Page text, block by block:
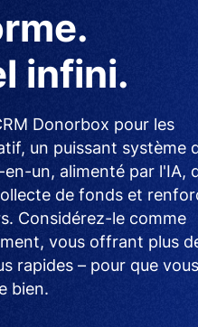
infini.
Donorbox pour les
un puissant système
un, alimenté par l'IA,
de fonds et
Considérez-le comme
vous offrant plus
rapides – pour que vous
bien.